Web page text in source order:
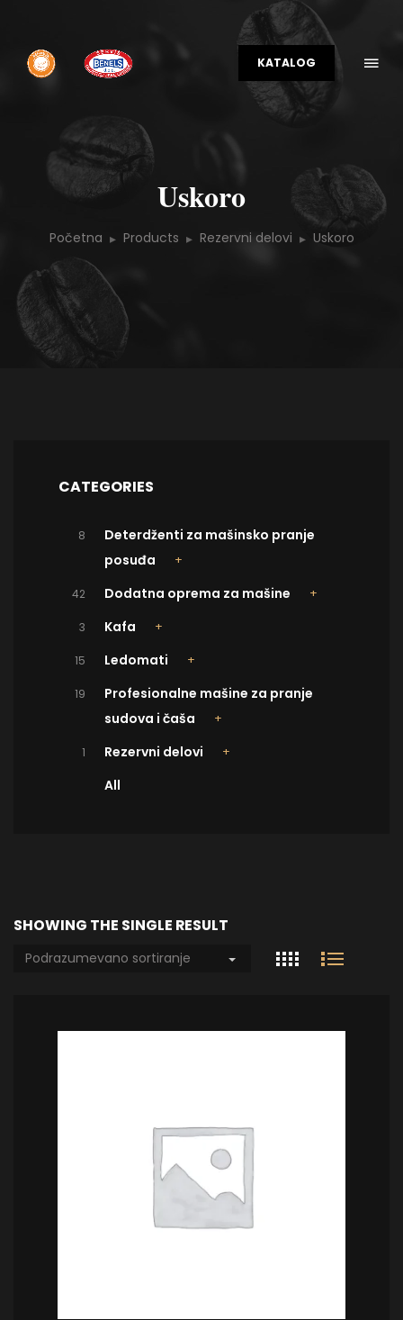
KATALOG
Uskoro
Početna Products Rezervni delovi Uskoro
CATEGORIES
8
Deterdženti za mašinsko pranje
posuđa
42 Dodatna oprema za mašine
3 Kafa
15 Ledomati
19
Profesionalne mašine za pranje
sudova i čaša
1
Rezervni delovi
All
SHOWING THE SINGLE RESULT